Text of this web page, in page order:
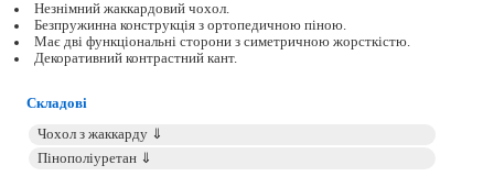
Незнімний жаккардовий чохол.
Безпружинна конструкція з ортопедичною піною.
Має дві функціональні сторони з симетричною жорсткістю.
Декоративний контрастний кант.
Складові